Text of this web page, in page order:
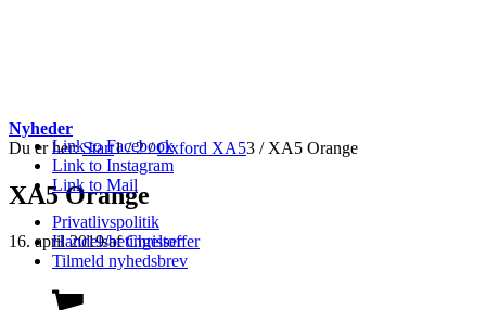
Link to Facebook
Link to Instagram
Link to Mail
Privatlivspolitik
Handelsbetingelser
Tilmeld nyhedsbrev
Nyheder
Du er her: Start1 / 2 / Oxford XA53 / XA5 Orange
XA5 Orange
16. april 2019/afChristoffer